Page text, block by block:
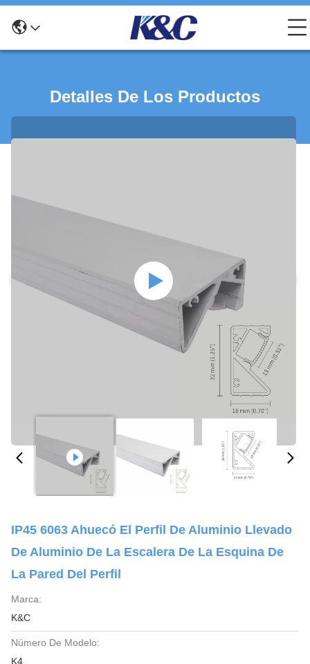
Detalles De Los Productos
IP45 6063 Ahuecó El Perfil De Aluminio Llevado
De Aluminio De La Escalera De La Esquina De
La Pared Del Perfil
Marca:
K&C
Número De Modelo:
K4